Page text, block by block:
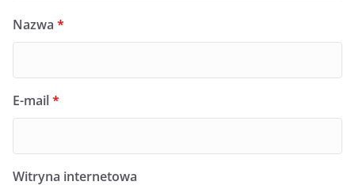
Nazwa *
E-mail*
Witryna internetowa